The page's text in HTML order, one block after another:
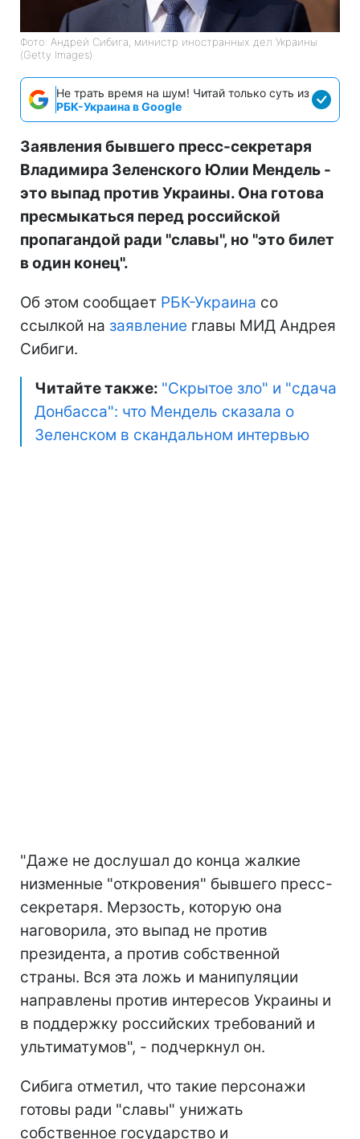
Фото: Андрей Сибига, министр иностранных дел Украины
(Getty Images)
Не трать время на шум! Читай только суть из
РБК-Украина в Google
Заявления бывшего пресс-секретаря
Владимира Зеленского Юлии Мендель -
это выпад против Украины. Она готова
пресмыкаться перед российской
пропагандой ради "славы", но "это билет
в один конец".
Об этом сообщает РБК-Украина со
ссылкой на заявление главы МИД Андрея
Сибиги.
Читайте также: "Скрытое зло" и "сдача
Донбасса": что Мендель сказала о
Зеленском в скандальном интервью
"Даже не дослушал до конца жалкие
низменные "откровения" бывшего пресс-
секретаря. Мерзость, которую она
наговорила, это выпад не против
президента, а против собственной
страны. Вся эта ложь и манипуляции
направлены против интересов Украины и
в поддержку российских требований и
ультиматумов", - подчеркнул он.
Сибига отметил, что такие персонажи
готовы ради "славы" унижать
собственное государство и